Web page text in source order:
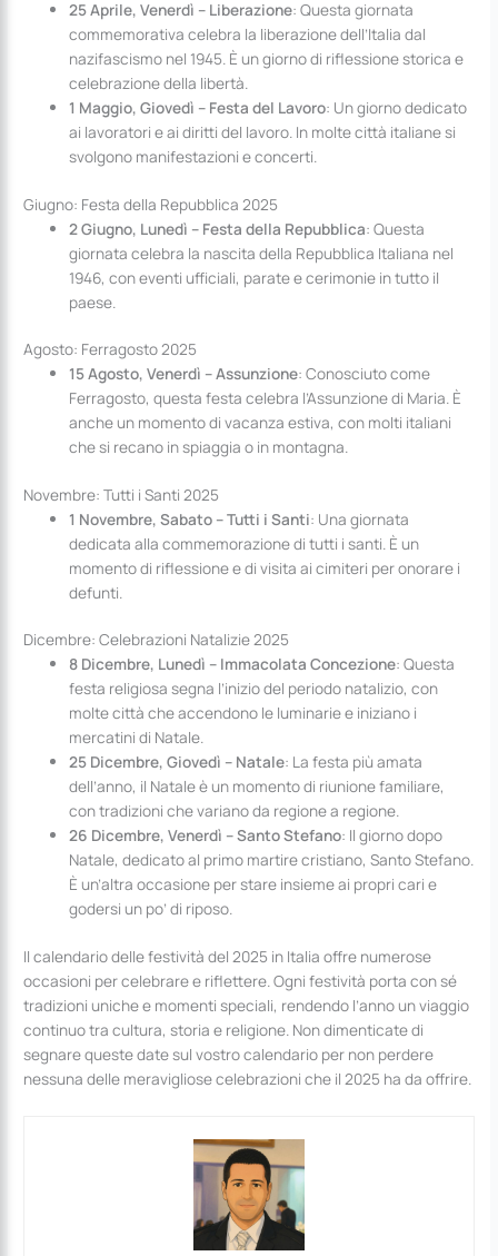
25 Aprile, Venerdì – Liberazione: Questa giornata
commemorativa celebra la liberazione dell’Italia dal
nazifascismo nel 1945. È un giorno di riflessione storica e
celebrazione della libertà.
1 Maggio, Giovedì – Festa del Lavoro: Un giorno dedicato
ai lavoratori e ai diritti del lavoro. In molte città italiane si
svolgono manifestazioni e concerti.
Giugno: Festa della Repubblica 2025
2 Giugno, Lunedì – Festa della Repubblica: Questa
giornata celebra la nascita della Repubblica Italiana nel
1946, con eventi ufficiali, parate e cerimonie in tutto il
paese.
Agosto: Ferragosto 2025
15 Agosto, Venerdì – Assunzione: Conosciuto come
Ferragosto, questa festa celebra l’Assunzione di Maria. È
anche un momento di vacanza estiva, con molti italiani
che si recano in spiaggia o in montagna.
Novembre: Tutti i Santi 2025
1 Novembre, Sabato – Tutti i Santi: Una giornata
dedicata alla commemorazione di tutti i santi. È un
momento di riflessione e di visita ai cimiteri per onorare i
defunti.
Dicembre: Celebrazioni Natalizie 2025
8 Dicembre, Lunedì – Immacolata Concezione: Questa
festa religiosa segna l’inizio del periodo natalizio, con
molte città che accendono le luminarie e iniziano i
mercatini di Natale.
25 Dicembre, Giovedì – Natale: La festa più amata
dell’anno, il Natale è un momento di riunione familiare,
con tradizioni che variano da regione a regione.
26 Dicembre, Venerdì – Santo Stefano: Il giorno dopo
Natale, dedicato al primo martire cristiano, Santo Stefano.
È un’altra occasione per stare insieme ai propri cari e
godersi un po’ di riposo.
Il calendario delle festività del 2025 in Italia offre numerose
occasioni per celebrare e riflettere. Ogni festività porta con sé
tradizioni uniche e momenti speciali, rendendo l’anno un viaggio
continuo tra cultura, storia e religione. Non dimenticate di
segnare queste date sul vostro calendario per non perdere
nessuna delle meravigliose celebrazioni che il 2025 ha da offrire.